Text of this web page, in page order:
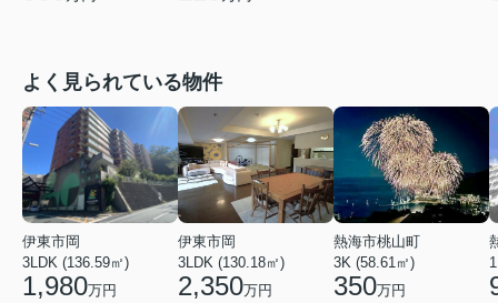
よく見られている物件
伊東市岡
3LDK (136.59㎡)
1,980万円
伊東市岡
3LDK (130.18㎡)
2,350万円
熱海市桃山町
3K (58.61㎡)
350万円